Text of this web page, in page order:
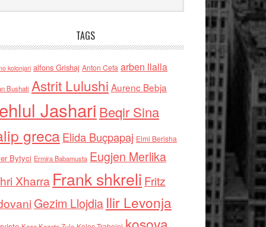
TAGS
kolonjari alfons Grishaj Anton Cefa arben llalla
Bushati Astrit Lulushi Aurenc Bebja
Jashari Beqir Sina
grecaElida Buçpapaj Elmi Berisha
Bytyci Ermira Babamusta Eugjen Merlika
Xharra Frank shkreli Fritz
Gezim Llojdia Ilir Levonja